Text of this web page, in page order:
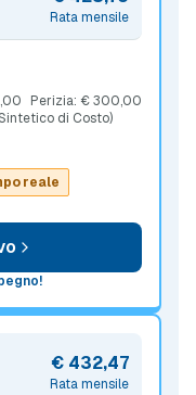
Rata mensile
Perizia: € 300,00
di Costo)
reale
Rata mensile
€ 432,47